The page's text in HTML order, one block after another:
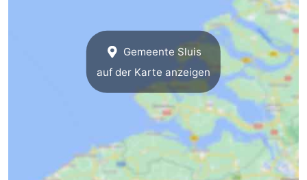
Gemeente Sluis
auf der Karte anzeigen